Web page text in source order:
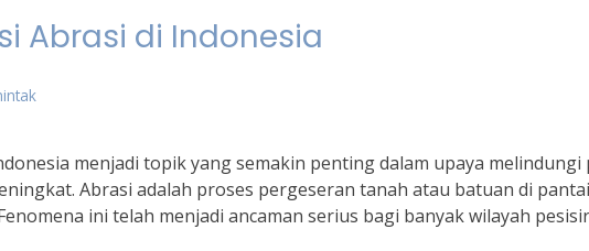
Abrasi di Indonesia
menjadi topik yang semakin penting dalam upaya
Abrasi adalah proses pergeseran tanah atau batuan di
ini telah menjadi ancaman serius bagi banyak wilayah